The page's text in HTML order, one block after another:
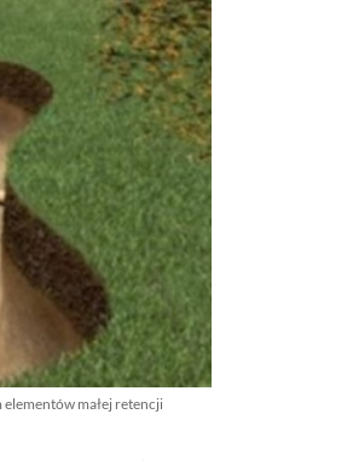
małej retencji